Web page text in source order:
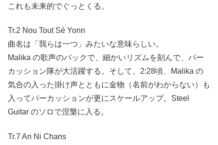
これも未来的でぐっとくる。
Tr.2 Nou Tout Sé Yonn
曲名は「我らは一つ」みたいな意味らしい。
Malika の歌声のバックで、細かいリズムを刻んで、パー
カッション隊が大活躍する。そして、2:28頃、Malika の
気合の入った掛け声とともに金物（名前がわからない）も
入ってパーカッションが更にスケールアップ。Steel
Guitar のソロで涅槃に入る。
Tr.7 An Ni Chans